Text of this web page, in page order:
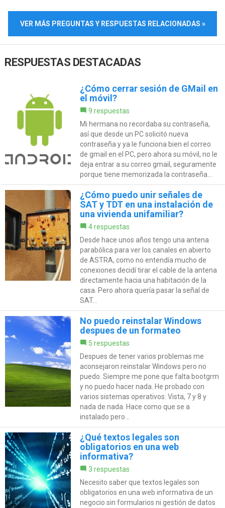
VER MÁS PREGUNTAS Y RESPUESTAS RELACIONADAS »
RESPUESTAS DESTACADAS
¿Cómo cerrar sesión de GMail en
el móvil?
9 respuestas
Mi hermana no recordaba su contraseña,
así que desde un PC solicitó nueva
contraseña y ya le funciona bien el correo
de gmail en el PC, pero ahora su móvil, no le
deja entrar a su correo gmail, seguramente
porque tiene memorizada la contraseña...
¿Cómo puedo unir señales de
SAT y TDT en una instalación de
una vivienda unifamiliar?
4 respuestas
Desde hace unos años tengo una antena
parabólica para ver los canales en abierto
de ASTRA, como no entendía mucho de
conexiones decidí tirar el cable de la antena
directamente hacia una habitación de la
casa. Pero ahora quería pasar la señal de
SAT...
No puedo reinstalar Windows
despues de un formateo
5 respuestas
Despues de tener varios problemas me
aconsejaron reinstalar Windows pero no
puedo. Siempre me pone que falta bootgrm
y no puedo hacer nada. He probado con
varios sistemas operativos: Vista, 7 y 8 y
nada de nada. Hace como que se a
instalado pero...
¿Qué textos legales son
obligatorios en una web
informativa?
3 respuestas
Necesito saber que textos legales son
obligatorios en una web informativa de un
negocio sin formularios ni gestión de datos